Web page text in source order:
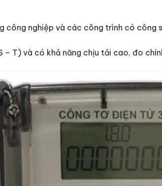
nghiệp và các công trình có
T) và có khả năng chịu tải cao, đo